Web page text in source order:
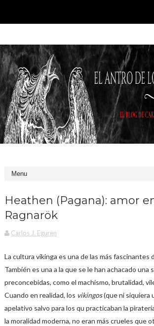
Heathen (Pagana): amor
Ragnarök
Carlos J. Eguren
La cultura vikinga es una de las más fascinantes
También es una a la que se le han achacado una
preconcebidas, como el machismo, brutalidad,
Cuando en realidad, los vikingos(que ni siquiera
apelativo salvo para los qu practicaban la
la moralidad moderna, no eran más crueles que